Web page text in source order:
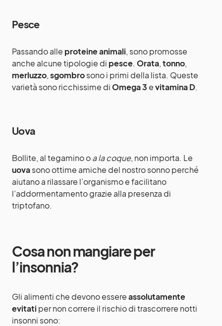
Pesce
Passando alle proteine animali, sono promosse
anche alcune tipologie di pesce. Orata,tonno,
merluzzo,sgombrosono i primi della lista. Queste
varietà sono ricchissime diOmega 3 evitamina D.
Uova
Bollite, al tegamino oa la coque, non importa. Le
uovasono ottime amiche del nostro sonno perché
aiutano a rilassare l’organismo e facilitano
l’addormentamento grazie alla presenza di
triptofano.
Cosa non mangiare per
l’insonnia?
Gli alimenti che devono essereassolutamente
evitati per non correre il rischio di trascorrere notti
insonni sono: